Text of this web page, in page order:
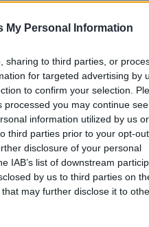
My Personal Information
sharing to third parties, or
for targeted advertising by
to confirm your selection.
you may continue
information utilized by us or
third parties prior to your opt-
disclosure of your personal
IAB’s list of downstream
by us to third parties on
that may further disclose it to
Lewandowski zamierza
do nas sygnały, że firma
to teraz szefowa spółki oraz
się uregulować
wobec kontrahentów.
Roberta